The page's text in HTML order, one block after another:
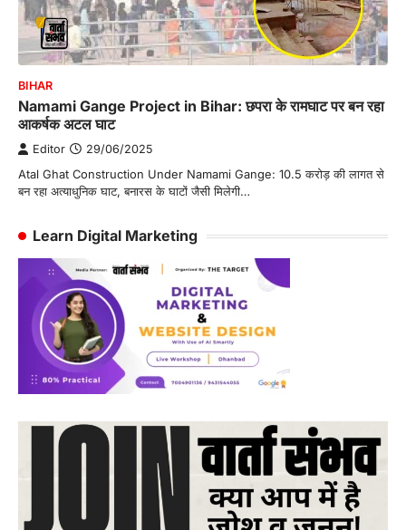
BIHAR
Namami Gange Project in Bihar: छपरा के रामघाट पर बन रहा
आकर्षक अटल घाट
Editor 29/06/2025
Atal Ghat Construction Under Namami Gange: 10.5 करोड़ की लागत से
बन रहा अत्याधुनिक घाट, बनारस के घाटों जैसी मिलेगी…
Learn Digital Marketing